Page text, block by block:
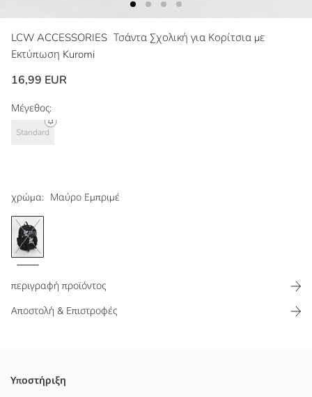
LCW ACCESSORIES Τσάντα Σχολική για Κορίτσια με
Εκτύπωση Kuromi
16,99 EUR
χρώμα: Μαύρο Εμπριμέ
Μέγεθος:
Standard
περιγραφή προϊόντος
Αποστολή & Επιστροφές
Η σχολική τσάντα για κορίτσια έχει κύρια θήκη με φερμουάρ και
πολλές τσέπες Έχει ρυθμιζόμενους ιμάντες ώμου και χειρολαβή Στο
Υποστήριξη